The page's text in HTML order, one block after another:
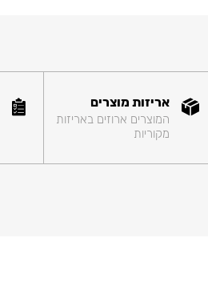
אריזות מוצרים
המוצרים ארוזים באריזות
מקוריות